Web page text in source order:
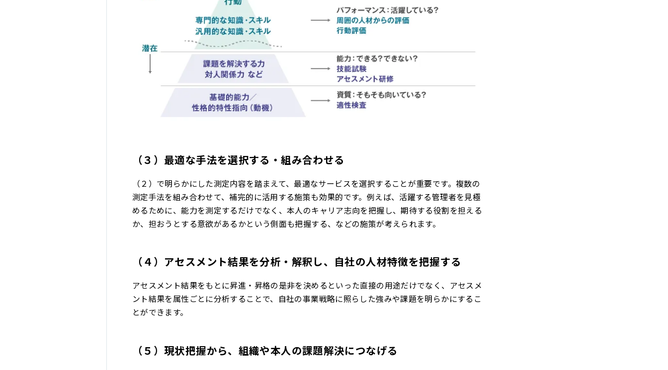
（３）最適な手法を選択する・組み合わせる
（２）で明らかにした測定内容を踏まえて、最適なサービスを選択することが重要です。複数の
測定手法を組み合わせて、補完的に活用する施策も効果的です。例えば、活躍する管理者を見極
めるために、能力を測定するだけでなく、本人のキャリア志向を把握し、期待する役割を担える
か、担おうとする意欲があるかという側面も把握する、などの施策が考えられます。
（４）アセスメント結果を分析・解釈し、自社の人材特徴を把握する
アセスメント結果をもとに昇進・昇格の是非を決めるといった直接の用途だけでなく、アセスメ
ント結果を属性ごとに分析することで、自社の事業戦略に照らした強みや課題を明らかにするこ
とができます。
（５）現状把握から、組織や本人の課題解決につなげる